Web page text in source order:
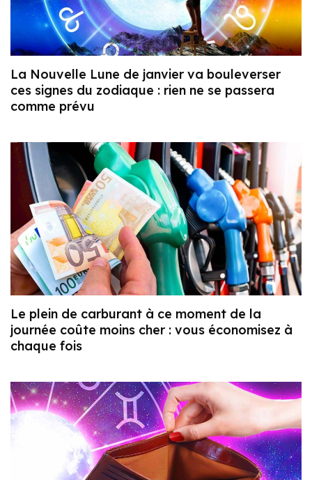
La Nouvelle Lune de janvier va bouleverser
ces signes du zodiaque : rien ne se passera
comme prévu
Le plein de carburant à ce moment de la
journée coûte moins cher : vous économisez à
chaque fois